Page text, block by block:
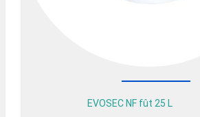
EVOSEC NF fût 25 L